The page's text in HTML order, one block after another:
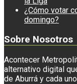
¿Cómo votar
domingo?
Sobre Nosotros
Acontecer
alternativo digital
de Aburrá y cada